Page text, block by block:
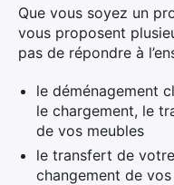
Que vous soyez un
vous proposent
pas de répondre à
le déménagement
le chargement, le
de vos meubles
le transfert de
changement de